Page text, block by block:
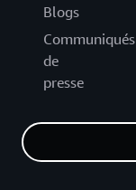
Blogs
Communiqués
de
presse